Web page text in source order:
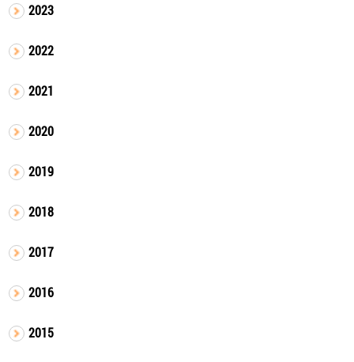
2023
2022
2021
2020
2019
2018
2017
2016
2015